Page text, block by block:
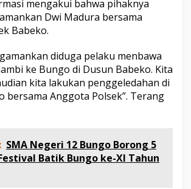
l
r
s
B
u
n
g
mengakui bahwa pihaknya
Dwi Madura bersama
Babeko.
diduga pelaku menbawa
ke Bungo di Dusun Babeko. Kita
kita lakukan penggeledahan di
bersama Anggota Polsek”. Terang
SMA Negeri 12 Bungo Borong 5
Batik Bungo ke-XI Tahun